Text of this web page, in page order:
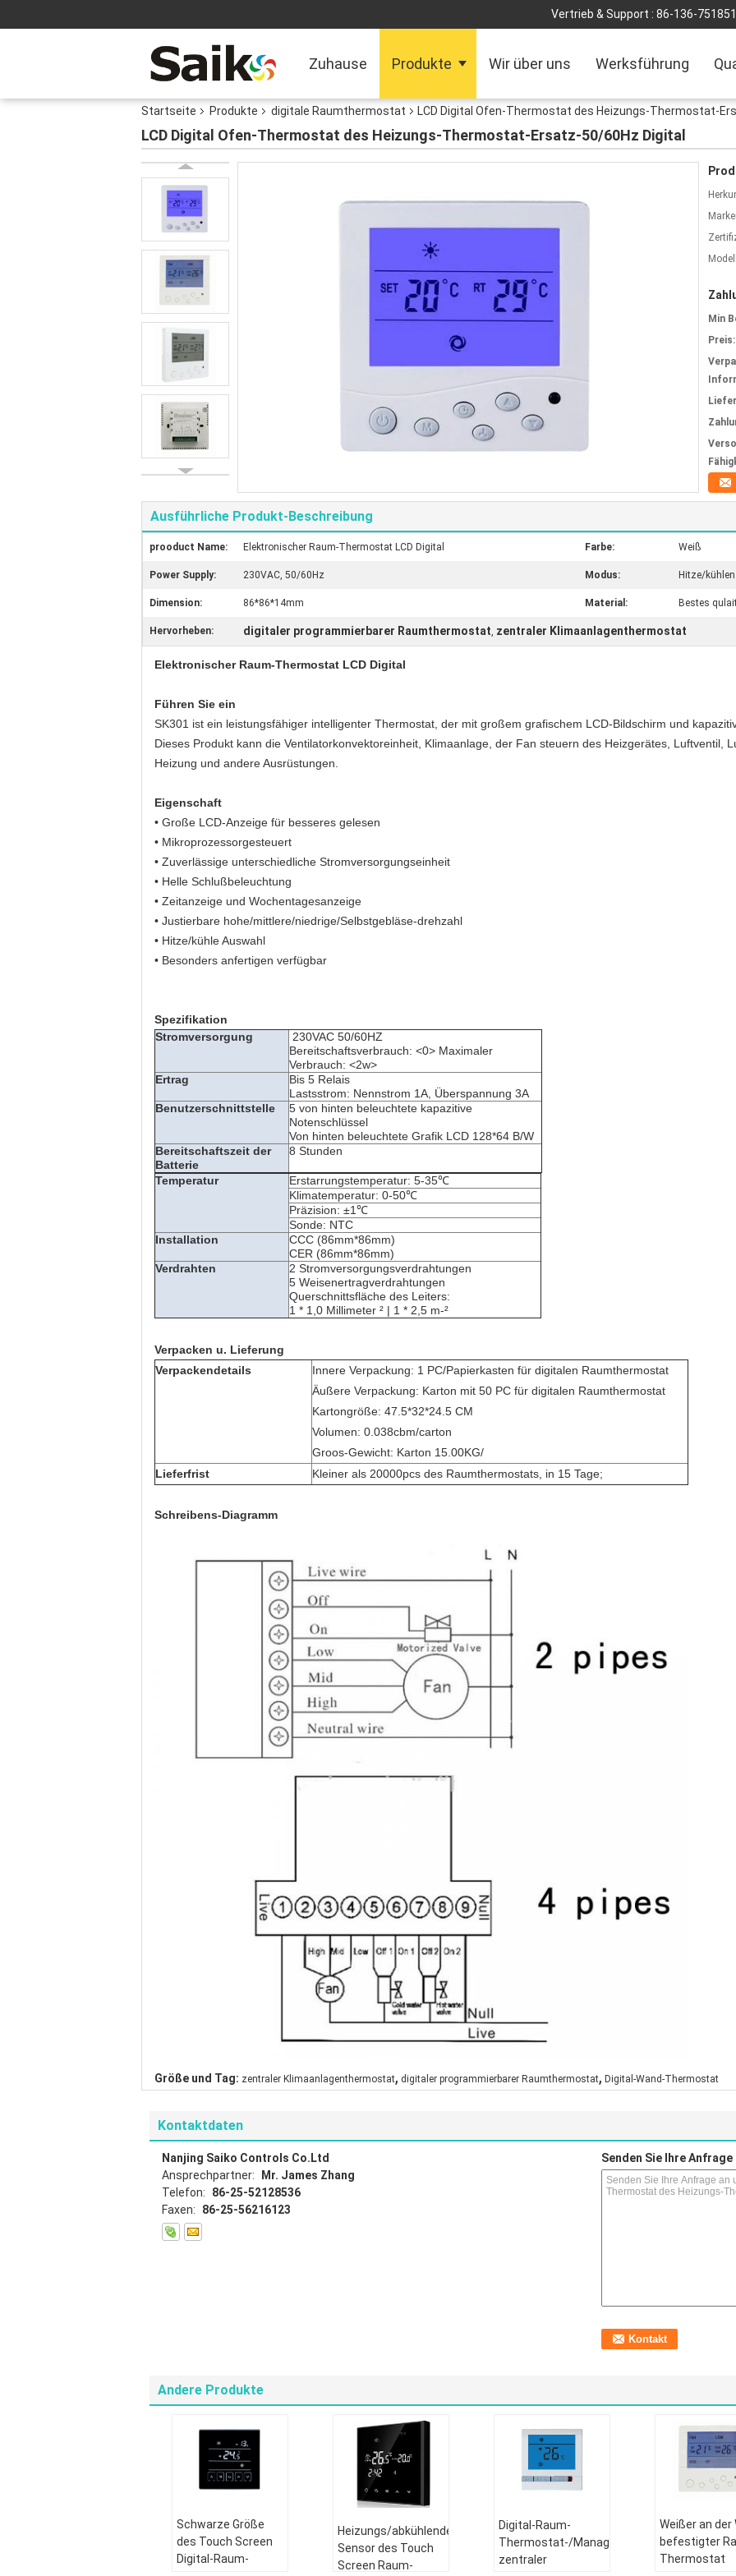
Vertrieb & Support : 86-136-
Zuhause Produkte Wir über uns Werksführung
Startseite Produkte digitale Raumthermostat LCD Digital Ofen-Thermostat des Heizungs-Thermostat-
LCD Digital Ofen-Thermostat des Heizungs-Thermostat-Ersatz-50/60Hz Digital
Min
Preis:
Ausführliche Produkt-Beschreibung
prooduct Name: Elektronischer Raum-Thermostat LCD Digital Farbe: Weiß
Power Supply: 230VAC, 50/60Hz Modus: Hitze/
Dimension: 86*86*14mm Material: Bestes
Hervorheben: digitaler programmierbarer Raumthermostat, zentraler Klimaanlagenthermostat
Elektronischer Raum-Thermostat LCD Digital
Führen Sie ein
SK301 ist ein leistungsfähiger intelligenter Thermostat, der mit großem grafischem LCD-Bildschirm und
Dieses Produkt kann die Ventilatorkonvektoreinheit, Klimaanlage, der Fan steuern des Heizgerätes, Luftventil,
Heizung und andere Ausrüstungen.
Eigenschaft
• Große LCD-Anzeige für besseres gelesen
• Mikroprozessorgesteuert
• Zuverlässige unterschiedliche Stromversorgungseinheit
• Helle Schlußbeleuchtung
• Zeitanzeige und Wochentagesanzeige
• Justierbare hohe/mittlere/niedrige/Selbstgebläse-drehzahl
• Hitze/kühle Auswahl
• Besonders anfertigen verfügbar
Spezifikation
Stromversorgung
230VAC 50/60HZ
Bereitschaftsverbrauch: <0> Maximaler
Verbrauch: <2w>
Ertrag
Bis 5 Relais
Lastsstrom: Nennstrom 1A, Überspannung 3A
Benutzerschnittstelle
5 von hinten beleuchtete kapazitive
Notenschlüssel
Von hinten beleuchtete Grafik LCD 128*64 B/W
Bereitschaftszeit der
Batterie
8 Stunden
Temperatur
Erstarrungstemperatur: 5-35℃
Klimatemperatur: 0-50℃
Präzision: ±1℃
Sonde: NTC
Installation
CCC (86mm*86mm)
CER (86mm*86mm)
Verdrahten
2 Stromversorgungsverdrahtungen
5 Weisenertragverdrahtungen
Querschnittsfläche des Leiters:
1 * 1,0 Millimeter ² | 1 * 2,5 m-²
Verpacken u. Lieferung
Verpackendetails
Innere Verpackung: 1 PC/Papierkasten für digitalen Raumthermostat
Äußere Verpackung: Karton mit 50 PC für digitalen Raumthermostat
Kartongröße: 47.5*32*24.5 CM
Volumen: 0.038cbm/carton
Groos-Gewicht: Karton 15.00KG/
Lieferfrist
Kleiner als 20000pcs des Raumthermostats, in 15 Tage;
Schreibens-Diagramm
Größe und Tag: zentraler Klimaanlagenthermostat, digitaler programmierbarer Raumthermostat, Digital-Wand-Thermostat
Kontaktdaten
Nanjing Saiko Controls Co.Ltd
Ansprechpartner:
Mr. James Zhang
Telefon:
86-25-52128536
Faxen:
86-25-56216123
Senden Sie Ihre
Andere Produkte
Schwarze Größe
des Touch Screen
Digital-Raum-
Heizungs/abkühlender
Sensor des Touch
Screen Raum-
Digital-Raum-
Thermostat-/Management-
zentraler
Weißer an der
befestigter
Thermostat